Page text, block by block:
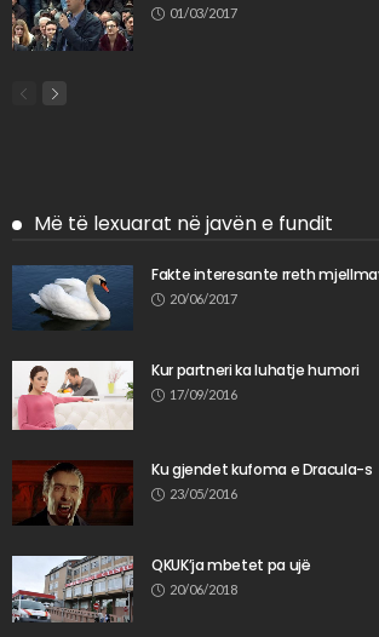
01/03/2017
Më të lexuarat në javën e fundit
Fakte interesante rreth
20/06/2017
Kur partneri ka luhatje humori
17/09/2016
Ku gjendet kufoma e Dracula-s
23/05/2016
QKUK’ja mbetet pa ujë
20/06/2018